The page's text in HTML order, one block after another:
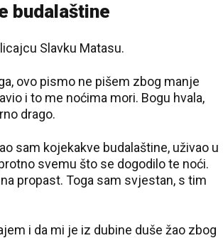
budalaštine
Slavku Matasu.
ovo pismo ne pišem zbog manje
i to me noćima mori. Bogu hvala,
drago.
sam kojekakve budalaštine, uživao u
svemu što se dogodilo te noći.
propast. Toga sam svjestan, s tim
i da mi je iz dubine duše žao zbog